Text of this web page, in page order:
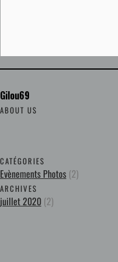
Gilou69
ABOUT US
CATÉGORIES
Evènements Photos (2)
ARCHIVES
juillet 2020 (2)